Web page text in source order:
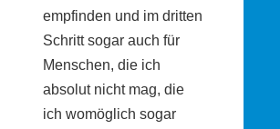
empfinden und im dritten
Schritt sogar auch für
Menschen, die ich
absolut nicht mag, die
ich womöglich sogar